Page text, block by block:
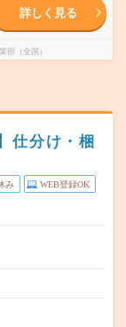
詳しく見る
（全国）
仕分け・梱
み WEB登録OK